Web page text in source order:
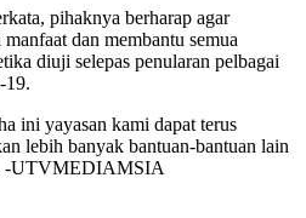
pihaknya berharap agar
dan membantu semua
diuji selepas penularan pelbagai
19.
ini yayasan kami dapat terus
lebih banyak bantuan-bantuan lain
-UTVMEDIAMSIA